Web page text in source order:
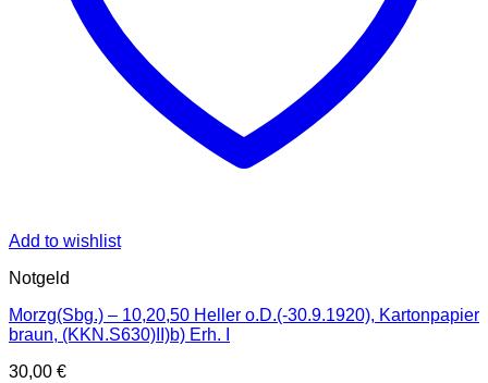
Add to wishlist
Notgeld
Morzg(Sbg.) – 10,20,50 Heller o.D.(-30.9.1920), Kartonpapier
braun, (KKN.S630)II)b) Erh. I
30,00 €